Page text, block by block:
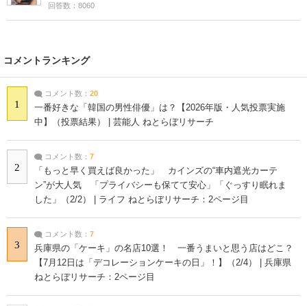
回答数：8060
コメントランキング
1
コメント数： 20
一番好きな「韓国の男性俳優」は？【2026年版・人気投票実施
中】（投票結果） | 芸能人 ねとらぼリサーチ
2
コメント数： 7
「もっと早く買えば良かった」 カインズの“車内遮光カーテ
ン”が大人気 「プライバシーも保てて安心」「ぐっすり眠れま
した」（2/2） | ライフ ねとらぼリサーチ：2ページ目
3
コメント数： 7
兵庫県の「ケーキ」の名店10選！ 一番うまいと思う店はどこ？
【7月12日は「デコレーションケーキの日」！】（2/4） | 兵庫県
ねとらぼリサーチ：2ページ目